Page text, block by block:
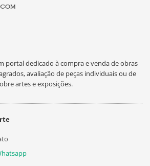
portal dedicado à compra e venda de obras
avaliação de peças individuais ou de
artes e exposições.